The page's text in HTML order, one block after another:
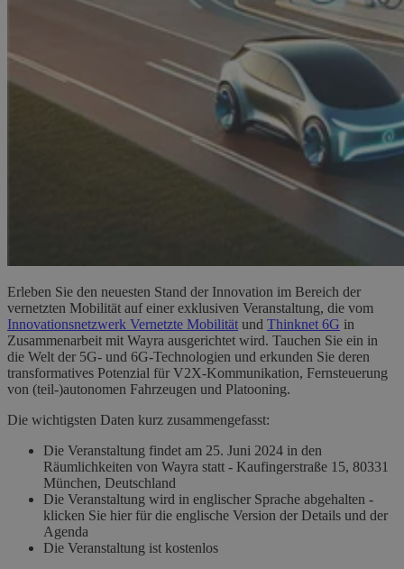
Erleben Sie den neuesten Stand der Innovation im Bereich der
vernetzten Mobilität auf einer exklusiven Veranstaltung, die vom
Innovationsnetzwerk Vernetzte Mobilität und Thinknet 6G in
Zusammenarbeit mit Wayra ausgerichtet wird. Tauchen Sie ein in
die Welt der 5G- und 6G-Technologien und erkunden Sie deren
transformatives Potenzial für V2X-Kommunikation, Fernsteuerung
von (teil-)autonomen Fahrzeugen und Platooning.
Die wichtigsten Daten kurz zusammengefasst:
Die Veranstaltung findet am 25. Juni 2024 in den
Räumlichkeiten von Wayra statt - Kaufingerstraße 15, 80331
München, Deutschland
Die Veranstaltung wird in englischer Sprache abgehalten -
klicken Sie hier für die englische Version der Details und der
Agenda
Die Veranstaltung ist kostenlos